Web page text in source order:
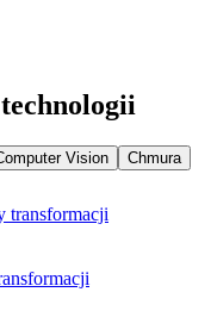
Vision Chmura